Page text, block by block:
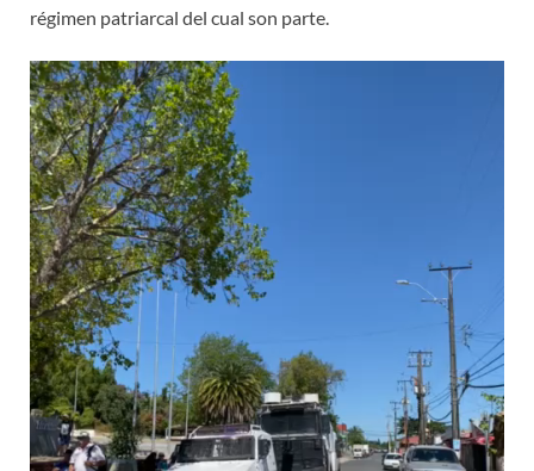
régimen patriarcal del cual son parte.